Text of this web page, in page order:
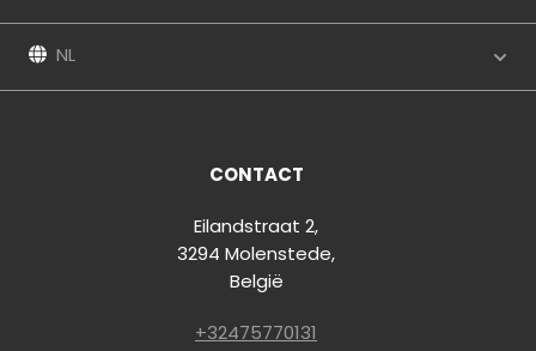
NL
CONTACT
Eilandstraat 2,
3294 Molenstede,
België
+32475770131